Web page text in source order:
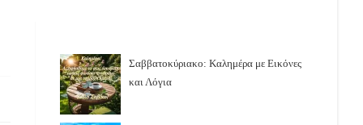
Σαββατοκύριακο: Καλημέρα με Εικόνες
και Λόγια